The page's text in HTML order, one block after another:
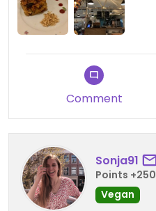
Comment
Sonja91
Points +250
Vegan